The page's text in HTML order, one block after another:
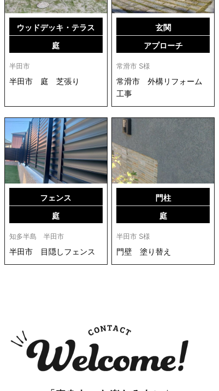
ウッドデッキ・テラス
庭
半田市
半田市 庭 芝張り
玄関
アプローチ
常滑市 S様
常滑市 外構リフォーム
工事
フェンス
庭
知多半島 半田市
半田市 目隠しフェンス
門柱
庭
半田市 S様
門壁 塗り替え